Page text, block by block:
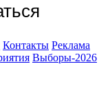
Контакты Реклама
Выборы-2026